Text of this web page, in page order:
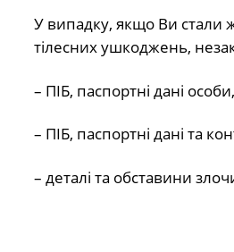
У випадку, якщо Ви стали
тілесних ушкоджень,
– ПІБ, паспортні дані
– ПІБ, паспортні дані та
– деталі та обставини